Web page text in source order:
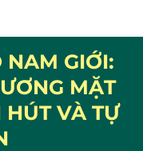
NAM GIỚI:
MẶT
HÚT VÀ TỰ